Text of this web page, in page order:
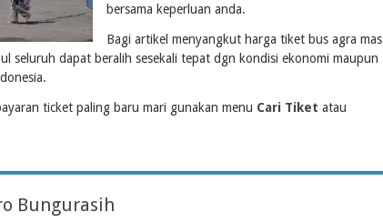
bersama keperluan anda.
Bagi artikel menyangkut harga tiket bus agra mas
seluruh dapat beralih sesekali tepat dgn kondisi ekonomi maupun
ticket paling baru mari gunakan menu Cari Tiket atau
Bungurasih